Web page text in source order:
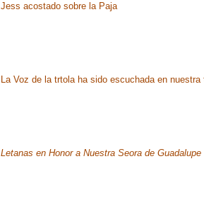
Jess acostado sobre la Paja
La Voz de la trtola ha sido escuchada en nuestra
Letanas en Honor a Nuestra Seora de Guadalupe